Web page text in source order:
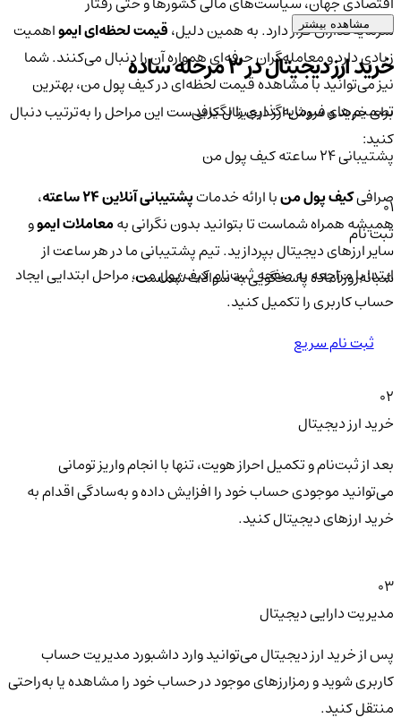
سرمایه‌گذاران قرار دارد. به همین دلیل،قیمت لحظه‌ای ایمواهمیت
زیادی دارد و معامله‌گران حرفه‌ای همواره آن را دنبال می‌کنند. شما
نیز می‌توانید با مشاهده قیمت لحظه‌ای در کیف پول من، بهترین
تصمیم‌های سرمایه‌گذاری را بگیرید.
پشتیبانی ۲۴ ساعته کیف پول من
صرافیکیف پول منبا ارائه خدماتپشتیبانی آنلاین ۲۴ ساعته
،
همیشه همراه شماست تا بتوانید بدون نگرانی بهمعاملات ایموو
سایر ارزهای دیجیتال بپردازید. تیم پشتیبانی ما در هر ساعت از
شبانه‌روز آماده پاسخگویی به سوالات شماست.
مشاهده بیشتر
خرید ارز دیجیتال در 3 مرحله ساده
برای خرید و فروش ارز دیجیتال کافی‌ست این مراحل را به‌ترتیب دنبال
کنید:
01
ثبت نام
ابتدا با مراجعه به صفحه ثبت‌نام کیف‌ پول من، مراحل ابتدایی ایجاد
حساب کاربری را تکمیل کنید.
ثبت نام سریع
02
خرید ارز دیجیتال
بعد از ثبت‌نام و تکمیل احراز هویت، تنها با انجام واریز تومانی
می‌توانید موجودی حساب خود را افزایش داده و به‌سادگی اقدام به
خرید ارزهای دیجیتال کنید.
03
مدیریت دارایی دیجیتال
پس از خرید ارز دیجیتال می‌توانید وارد داشبورد مدیریت حساب
کاربری شوید و رمزارزهای موجود در حساب خود را مشاهده یا به‌راحتی
منتقل کنید.